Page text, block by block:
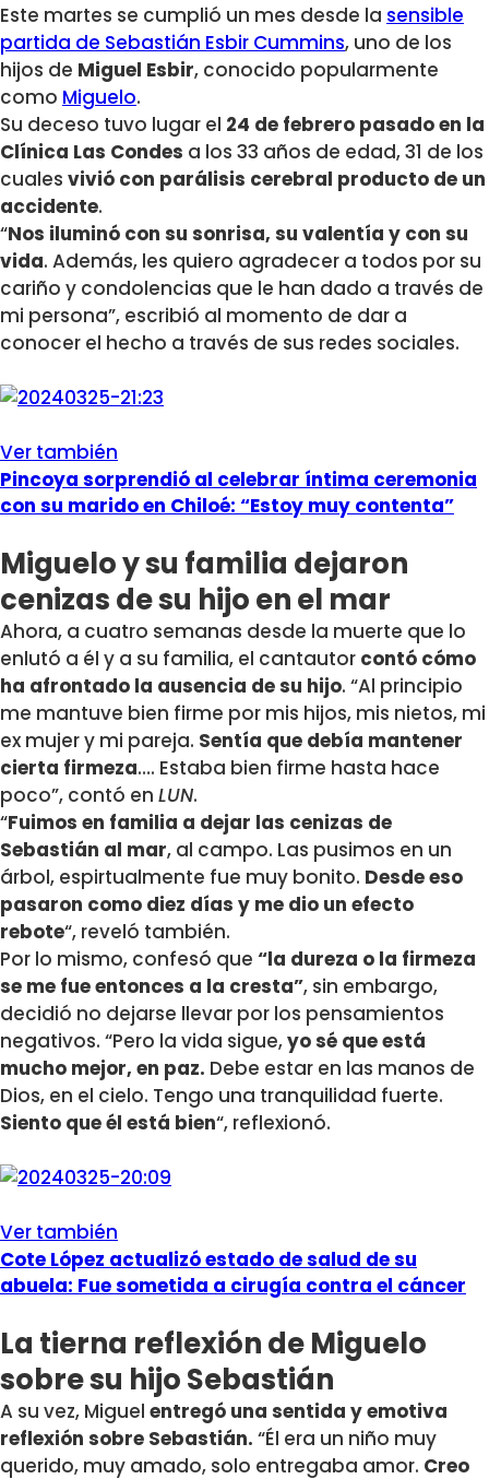
Este martes se cumplió un mes desde la sensible
partida de Sebastián Esbir Cummins, uno de los
hijos de Miguel Esbir, conocido popularmente
como Miguelo.
Su deceso tuvo lugar el 24 de febrero pasado en la
Clínica Las Condes a los 33 años de edad, 31 de los
cuales vivió con parálisis cerebral producto de un
accidente.
“Nos iluminó con su sonrisa, su valentía y con su
vida. Además, les quiero agradecer a todos por su
cariño y condolencias que le han dado a través de
mi persona”, escribió al momento de dar a
conocer el hecho a través de sus redes sociales.
Ver también
Pincoya sorprendió al celebrar íntima ceremonia
con su marido en Chiloé: “Estoy muy contenta”
Miguelo y su familia dejaron
cenizas de su hijo en el mar
Ahora, a cuatro semanas desde la muerte que lo
enlutó a él y a su familia, el cantautor contó cómo
ha afrontado la ausencia de su hijo. “Al principio
me mantuve bien firme por mis hijos, mis nietos, mi
ex mujer y mi pareja. Sentía que debía mantener
cierta firmeza…. Estaba bien firme hasta hace
poco”, contó en LUN.
“Fuimos en familia a dejar las cenizas de
Sebastián al mar, al campo. Las pusimos en un
árbol, espirtualmente fue muy bonito. Desde eso
pasaron como diez días y me dio un efecto
rebote“, reveló también.
Por lo mismo, confesó que “la dureza o la firmeza
se me fue entonces a la cresta”, sin embargo,
decidió no dejarse llevar por los pensamientos
negativos. “Pero la vida sigue,yo sé que está
mucho mejor, en paz. Debe estar en las manos de
Dios, en el cielo. Tengo una tranquilidad fuerte.
Siento que él está bien“, reflexionó.
Ver también
Cote López actualizó estado de salud de su
abuela: Fue sometida a cirugía contra el cáncer
La tierna reflexión de Miguelo
sobre su hijo Sebastián
A su vez, Miguel entregó una sentida y emotiva
reflexión sobre Sebastián. “Él era un niño muy
querido, muy amado, solo entregaba amor. Creo